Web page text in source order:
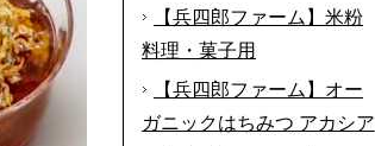
【兵四郎ファーム】米粉
料理・菓子用
【兵四郎ファーム】オー
ガニックはちみつ アカシア